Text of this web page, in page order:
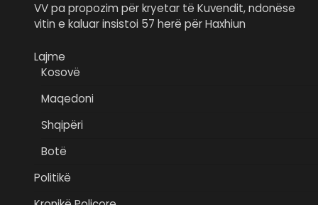
VV pa propozim për kryetar të Kuvendit, ndonëse
vitin e kaluar insistoi 57 herë për Haxhiun
Lajme
Kosovë
Maqedoni
Shqipëri
Botë
Politikë